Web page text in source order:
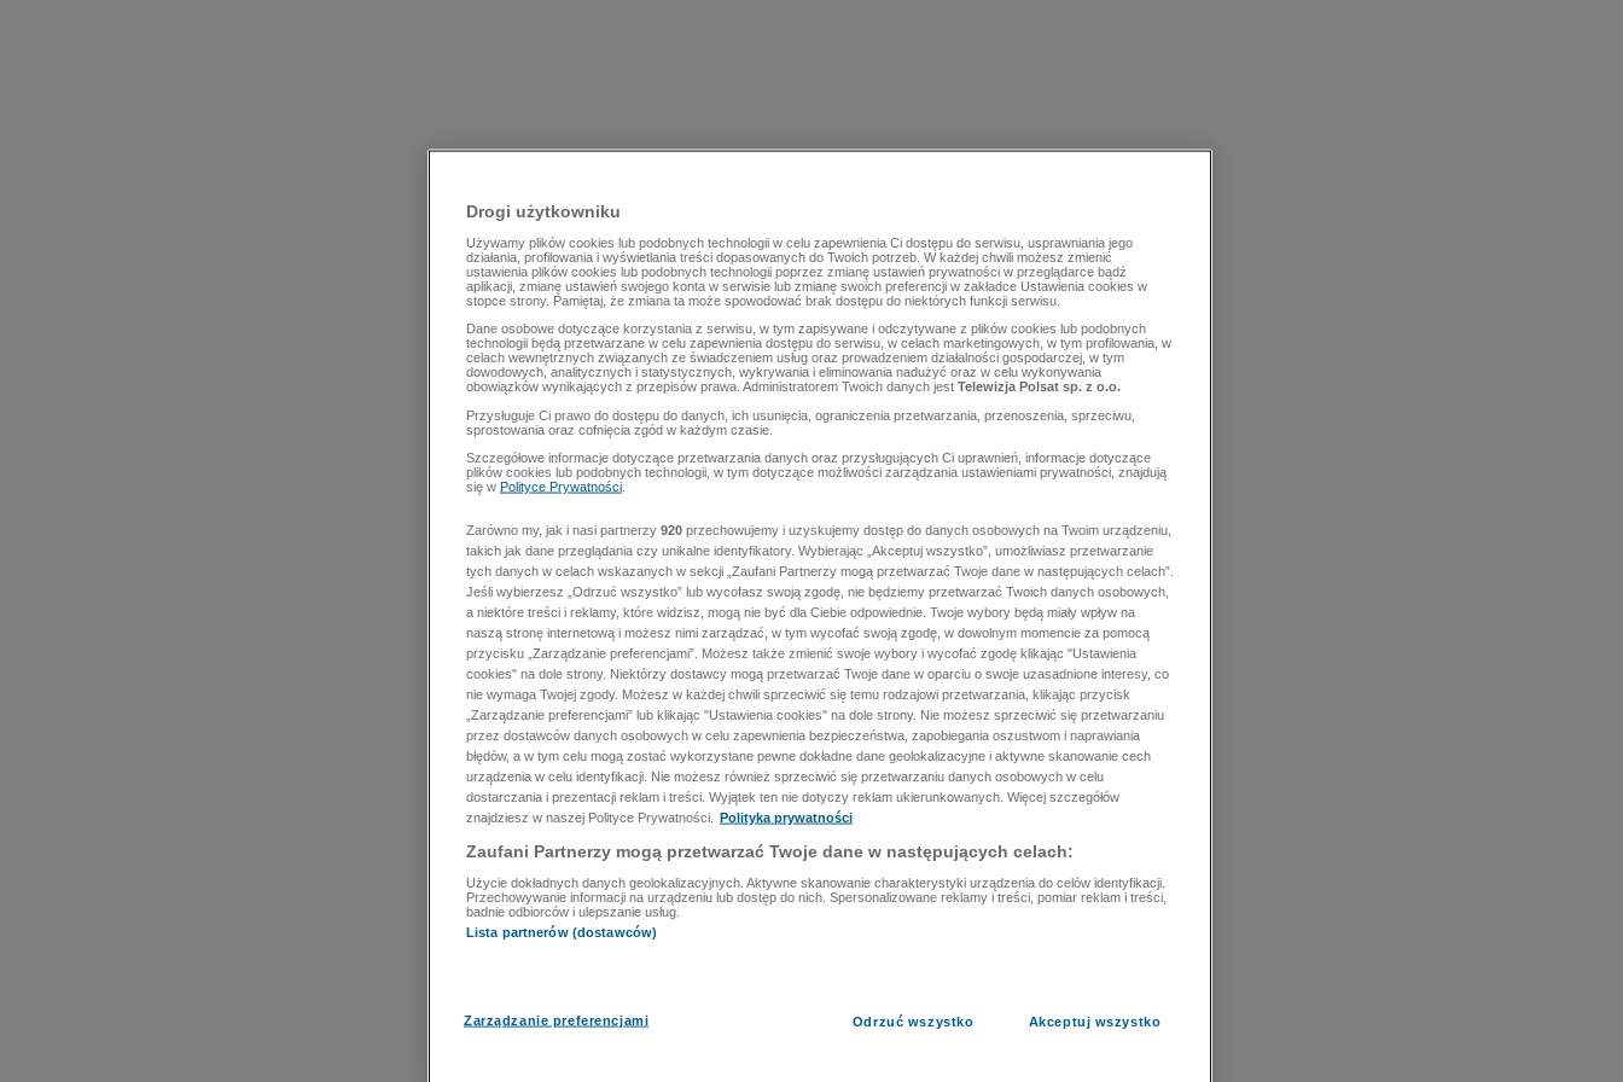
Drogi użytkowniku
Używamy plików cookies lub podobnych technologii w celu zapewnienia Ci dostępu do serwisu, usprawniania jego
działania, profilowania i wyświetlania treści dopasowanych do Twoich potrzeb. W każdej chwili możesz zmienić
ustawienia plików cookies lub podobnych technologii poprzez zmianę ustawień prywatności w przeglądarce bądź
aplikacji, zmianę ustawień swojego konta w serwisie lub zmianę swoich preferencji w zakładce Ustawienia cookies w
stopce strony. Pamiętaj, że zmiana ta może spowodować brak dostępu do niektórych funkcji serwisu.
Dane osobowe dotyczące korzystania z serwisu, w tym zapisywane i odczytywane z plików cookies lub podobnych
technologii będą przetwarzane w celu zapewnienia dostępu do serwisu, w celach marketingowych, w tym profilowania, w
celach wewnętrznych związanych ze świadczeniem usług oraz prowadzeniem działalności gospodarczej, w tym
dowodowych, analitycznych i statystycznych, wykrywania i eliminowania nadużyć oraz w celu wykonywania
obowiązków wynikających z przepisów prawa. Administratorem Twoich danych jest Telewizja Polsat sp. z o.o.
Przysługuje Ci prawo do dostępu do danych, ich usunięcia, ograniczenia przetwarzania, przenoszenia, sprzeciwu,
sprostowania oraz cofnięcia zgód w każdym czasie.
Szczegółowe informacje dotyczące przetwarzania danych oraz przysługujących Ci uprawnień, informacje dotyczące
plików cookies lub podobnych technologii, w tym dotyczące możliwości zarządzania ustawieniami prywatności, znajdują
się w Polityce Prywatności
Zarówno my, jak i nasi partnerzy 920 przechowujemy i uzyskujemy dostęp do danych osobowych na Twoim urządzeniu,
takich jak dane przeglądania czy unikalne identyfikatory. Wybierając „Akceptuj wszystko”, umożliwiasz przetwarzanie
tych danych w celach wskazanych w sekcji „Zaufani Partnerzy mogą przetwarzać Twoje dane w następujących celach”.
Jeśli wybierzesz „Odrzuć wszystko” lub wycofasz swoją zgodę, nie będziemy przetwarzać Twoich danych osobowych,
a niektóre treści i reklamy, które widzisz, mogą nie być dla Ciebie odpowiednie. Twoje wybory będą miały wpływ na
naszą stronę internetową i możesz nimi zarządzać, w tym wycofać swoją zgodę, w dowolnym momencie za pomocą
przycisku „Zarządzanie preferencjami”. Możesz także zmienić swoje wybory i wycofać zgodę klikając "Ustawienia
cookies" na dole strony. Niektórzy dostawcy mogą przetwarzać Twoje dane w oparciu o swoje uzasadnione interesy, co
nie wymaga Twojej zgody. Możesz w każdej chwili sprzeciwić się temu rodzajowi przetwarzania, klikając przycisk
„Zarządzanie preferencjami” lub klikając "Ustawienia cookies" na dole strony. Nie możesz sprzeciwić się przetwarzaniu
przez dostawców danych osobowych w celu zapewnienia bezpieczeństwa, zapobiegania oszustwom i naprawiania
błędów, a w tym celu mogą zostać wykorzystane pewne dokładne dane geolokalizacyjne i aktywne skanowanie cech
urządzenia w celu identyfikacji. Nie możesz również sprzeciwić się przetwarzaniu danych osobowych w celu
dostarczania i prezentacji reklam i treści. Wyjątek ten nie dotyczy reklam ukierunkowanych. Więcej szczegółów
znajdziesz w naszej Polityce Prywatności.
Polityka prywatności
Zaufani Partnerzy mogą przetwarzać Twoje dane w następujących celach:
Użycie dokładnych danych geolokalizacyjnych. Aktywne skanowanie charakterystyki urządzenia do celów identyfikacji.
Przechowywanie informacji na urządzeniu lub dostęp do nich. Spersonalizowane reklamy i treści, pomiar reklam i treści,
badnie odbiorców i ulepszanie usług.
Lista partnerów (dostawców)
Zarządzanie preferencjami Odrzuć wszystko Akceptuj wszystko